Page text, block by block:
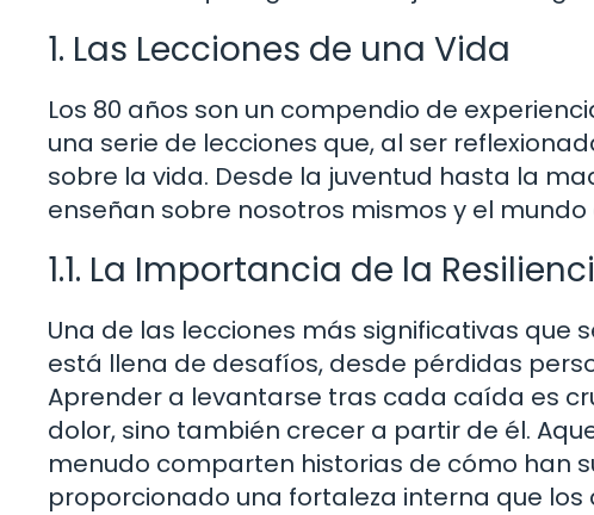
1. Las Lecciones de una Vida
Los 80 años son un compendio de
una serie de lecciones que, al ser
sobre la vida. Desde la juventud hasta la
enseñan sobre nosotros mismos y el mundo
1.1. La Importancia de la
Una de las lecciones más significativas que
está llena de desafíos, desde pérdidas
Aprender a levantarse tras cada caída es
dolor, sino también crecer a partir de él.
menudo comparten historias de cómo han
proporcionado una fortaleza interna que los